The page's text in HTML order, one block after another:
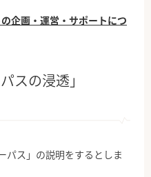
企画・運営・サポートにつ
スの浸透」
パス」の説明をするとしま